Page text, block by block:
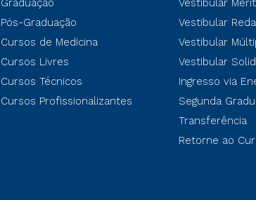
Graduação
Pós-Graduação
Cursos de Medicina
Cursos Livres
Cursos Técnicos
Cursos Profissionalizantes
Vestibular
Vestibular
Vestibular
Vestibular
Ingresso via
Segunda
Transferência
Retorne ao